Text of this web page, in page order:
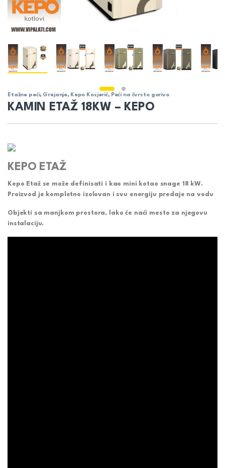
Etažne peći, Grejanje, Kepo Kosjerić, Peći na čvrsto gorivo
KAMIN ETAŽ 18KW – KEPO
KEPO ETAŽ
Kepo Etaž se može definisati i kao mini kotao snage 18 kW.
Proizvod je kompletno izolovan i svu energiju predaje na vodu
Objekti sa manjkom prostora, lako će naći mesto za njegovu
instalaciju.